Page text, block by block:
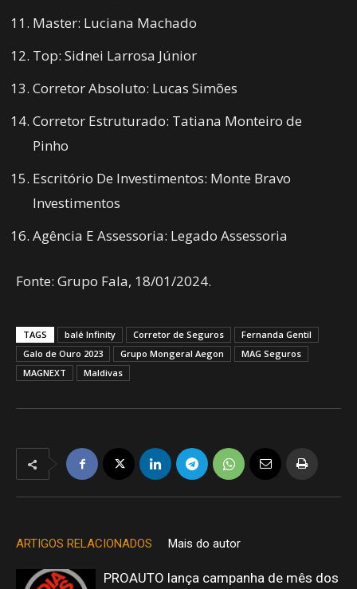
Master: Luciana Machado
Top: Sidnei Larrosa Júnior
Corretor Absoluto: Lucas Simões
Corretor Estruturado: Tatiana Monteiro de
Pinho
Escritório De Investimentos: Monte Bravo
Investimentos
Agência E Assessoria: Legado Assessoria
Fonte: Grupo Fala, 18/01/2024.
TAGS balé Infinity Corretor de Seguros
Fernanda Gentil
Galo de Ouro 2023
Grupo Mongeral Aegon
MAG Seguros
MAGNEXT
Maldivas
ARTIGOS RELACIONADOS Mais do autor
PROAUTO lança campanha de mês dos